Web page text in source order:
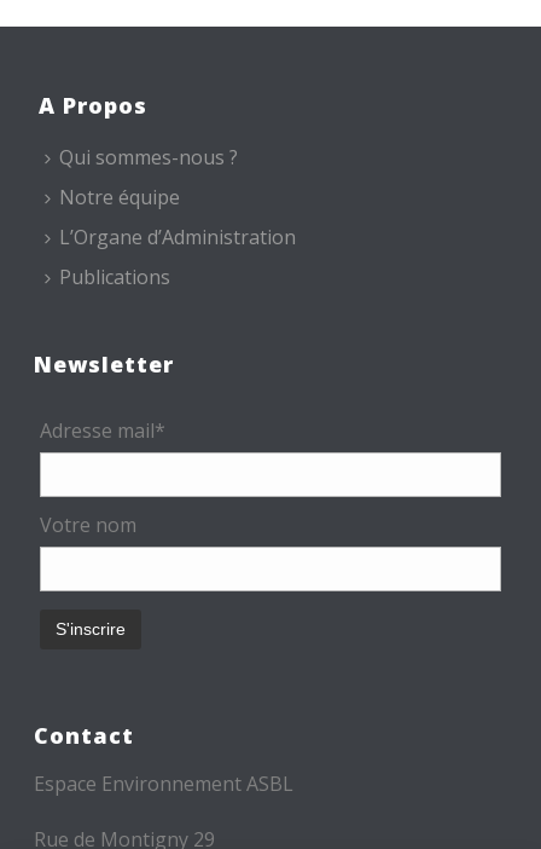
A Propos
Qui sommes-nous ?
Notre équipe
L’Organe d’Administration
Publications
Newsletter
Adresse mail*
Votre nom
Contact
Espace Environnement ASBL
Rue de Montigny 29